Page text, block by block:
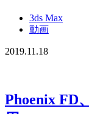
3ds Max
動画
2019.11.18
Phoenix FD